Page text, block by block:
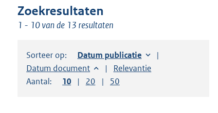
suggesties.
Druk
om
Zoekresultaten
1 - 10 van de 13 resultaten
Sorteer op: Sorteer op:
Datum publicatie
Sorteer op:
Datum document Sorteer op:
Relevantie
Aantal:
Toon
10 resultaten per pagina
Toon
20 resultaten per pagina
Toon
50